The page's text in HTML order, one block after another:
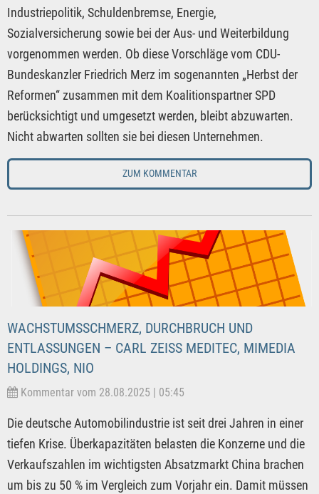
Industriepolitik, Schuldenbremse, Energie,
Sozialversicherung sowie bei der Aus- und Weiterbildung
vorgenommen werden. Ob diese Vorschläge vom CDU-
Bundeskanzler Friedrich Merz im sogenannten „Herbst der
Reformen“ zusammen mit dem Koalitionspartner SPD
berücksichtigt und umgesetzt werden, bleibt abzuwarten.
Nicht abwarten sollten sie bei diesen Unternehmen.
ZUM KOMMENTAR
WACHSTUMSSCHMERZ, DURCHBRUCH UND
ENTLASSUNGEN – CARL ZEISS MEDITEC, MIMEDIA
HOLDINGS, NIO
Kommentar vom 28.08.2025 | 05:45
Die deutsche Automobilindustrie ist seit drei Jahren in einer
tiefen Krise. Überkapazitäten belasten die Konzerne und die
Verkaufszahlen im wichtigsten Absatzmarkt China brachen
um bis zu 50 % im Vergleich zum Vorjahr ein. Damit müssen